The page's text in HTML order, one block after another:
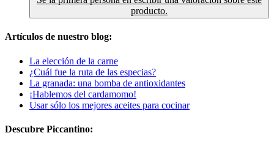
producto.
Artículos de nuestro blog:
La elección de la carne
¿Cuál fue la ruta de las especias?
La granada: una bomba de antioxidantes
¡Hablemos del cardamomo!
Usar sólo los mejores aceites para cocinar
Descubre Piccantino: